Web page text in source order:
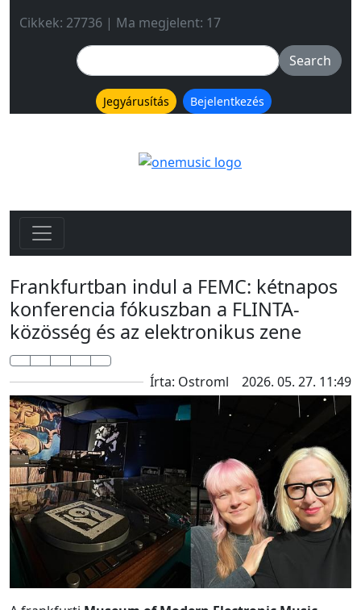
Cikkek: 27736 | Ma megjelent: 17
Jegyárusítás Bejelentkezés
Frankfurtban indul a FEMC: kétnapos
konferencia fókuszban a FLINTA-
közösség és az elektronikus zene
Írta: Ostroml 2026. 05. 27. 11:49